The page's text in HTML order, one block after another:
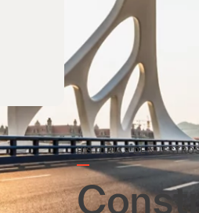
HISTORIAS DE